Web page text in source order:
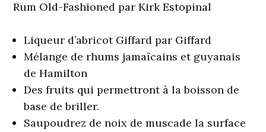
Rum Old-Fashioned par Kirk Estopinal
Liqueur d’abricot Giffard par Giffard
Mélange de rhums jamaïcains et guyanais
de Hamilton
Des fruits qui permettront à la boisson de
base de briller.
Saupoudrez de noix de muscade la surface